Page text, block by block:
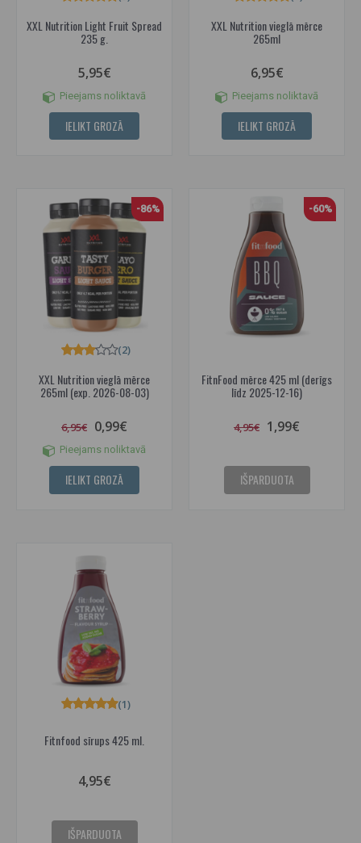
XXL Nutrition Light Fruit Spread
235 g.
5,95€
Pieejams noliktavā
IELIKT GROZĀ
XXL Nutrition vieglā mērce
265ml
6,95€
Pieejams noliktavā
IELIKT GROZĀ
-86%
XXL Nutrition vieglā mērce
265ml (exp. 2026-08-03)
(2)
6,95€ 0,99€
Pieejams noliktavā
IELIKT GROZĀ
-60%
FitnFood mērce 425 ml (derīgs
līdz 2025-12-16)
4,95€ 1,99€
IŠPARDUOTA
Fitnfood sīrups 425 ml.
(1)
4,95€
IŠPARDUOTA